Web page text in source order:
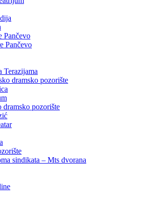
Pančevo
Pančevo
Terazijama
dramsko pozorište
dramsko pozorište
sindikata – Mts dvorana